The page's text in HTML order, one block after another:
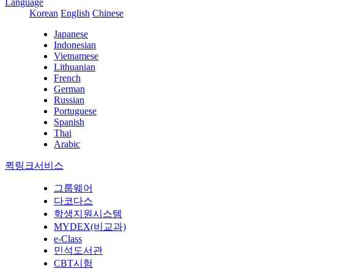
Language
Korean English Chinese
Japanese
Indonesian
Vietnamese
Lithuanian
French
German
Russian
Portuguese
Spanish
Thai
Arabic
퀵링크서비스
그룹웨어
다코다스
학생지원시스템
MYDEX(비교과)
e-Class
민석도서관
CBT시험